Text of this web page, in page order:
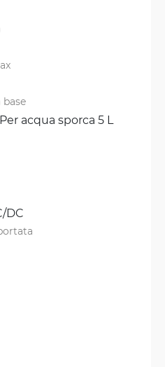
Per acqua sporca 5 L
DC